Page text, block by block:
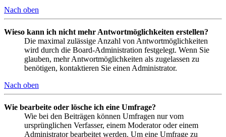
Nach oben
Wieso kann ich nicht mehr Antwortmöglichkeiten erstellen?
Die maximal zulässige Anzahl von Antwortmöglichkeiten
wird durch die Board-Administration festgelegt. Wenn Sie
glauben, mehr Antwortmöglichkeiten als zugelassen zu
benötigen, kontaktieren Sie einen Administrator.
Nach oben
Wie bearbeite oder lösche ich eine Umfrage?
Wie bei den Beiträgen können Umfragen nur vom
ursprünglichen Verfasser, einem Moderator oder einem
Administrator bearbeitet werden. Um eine Umfrage zu